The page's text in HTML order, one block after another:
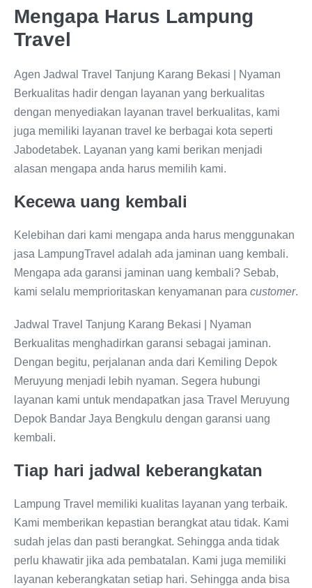
Mengapa Harus Lampung
Travel
Agen Jadwal Travel Tanjung Karang Bekasi | Nyaman
Berkualitas hadir dengan layanan yang berkualitas
dengan menyediakan layanan travel berkualitas, kami
juga memiliki layanan travel ke berbagai kota seperti
Jabodetabek. Layanan yang kami berikan menjadi
alasan mengapa anda harus memilih kami.
Kecewa uang kembali
Kelebihan dari kami mengapa anda harus menggunakan
jasa LampungTravel adalah ada jaminan uang kembali.
Mengapa ada garansi jaminan uang kembali? Sebab,
kami selalu memprioritaskan kenyamanan para customer.
Jadwal Travel Tanjung Karang Bekasi | Nyaman
Berkualitas menghadirkan garansi sebagai jaminan.
Dengan begitu, perjalanan anda dari Kemiling Depok
Meruyung menjadi lebih nyaman. Segera hubungi
layanan kami untuk mendapatkan jasa Travel Meruyung
Depok Bandar Jaya Bengkulu dengan garansi uang
kembali.
Tiap hari jadwal keberangkatan
Lampung Travel memiliki kualitas layanan yang terbaik.
Kami memberikan kepastian berangkat atau tidak. Kami
sudah jelas dan pasti berangkat. Sehingga anda tidak
perlu khawatir jika ada pembatalan. Kami juga memiliki
layanan keberangkatan setiap hari. Sehingga anda bisa